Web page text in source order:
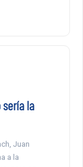
la
Juan
a la